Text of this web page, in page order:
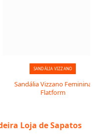
SANDÁLIA VIZZANO
Sandália Vizzano Feminina
Flatform
Loja de Sapatos